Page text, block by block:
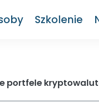
Szkolenie
portfele